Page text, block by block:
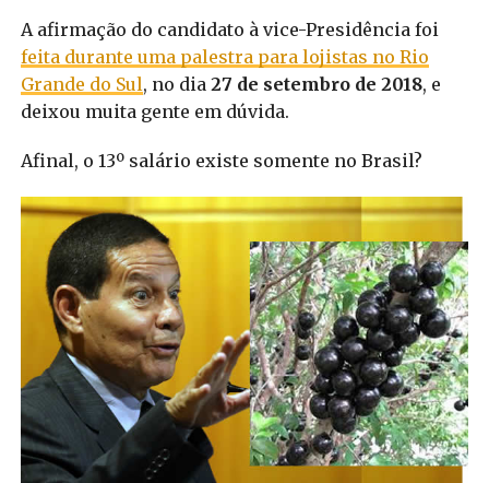
A afirmação do candidato à vice-Presidência foi
feita durante uma palestra para lojistas no Rio
Grande do Sul, no dia 27 de setembro de 2018, e
deixou muita gente em dúvida.
Afinal, o 13º salário existe somente no Brasil?